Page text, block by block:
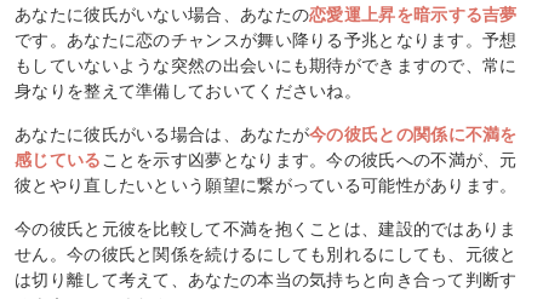
あなたに彼氏がいない場合、あなたの恋愛運上昇を暗示する吉夢
です。あなたに恋のチャンスが舞い降りる予兆となります。予想
もしていないような突然の出会いにも期待ができますので、常に
身なりを整えて準備しておいてくださいね。
あなたに彼氏がいる場合は、あなたが今の彼氏との関係に不満を
感じている ことを示す凶夢となります。今の彼氏への不満が、元
彼とやり直したいという願望に繋がっている可能性があります。
今の彼氏と元彼を比較して不満を抱くことは、建設的ではありま
せん。今の彼氏と関係を続けるにしても別れるにしても、元彼と
は切り離して考えて、あなたの本当の気持ちと向き合って判断す